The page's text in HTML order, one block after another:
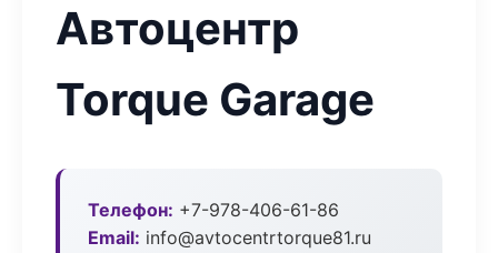
Автоцентр
Torque Garage
Телефон: +7-978-406-61-86
Email: info@avtocentrtorque81.ru